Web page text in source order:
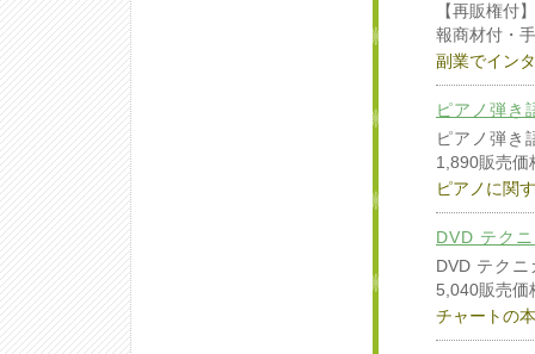
【再販権付
報商材付・
副業でイン
ピアノ弾き
ピアノ弾き
1,890販売価
ピアノに関
DVD テク
DVD テク
5,040販売価
チャートの